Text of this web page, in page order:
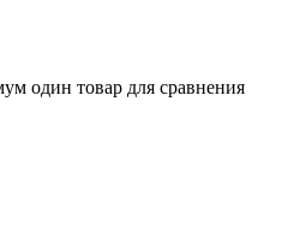
один товар для сравнения